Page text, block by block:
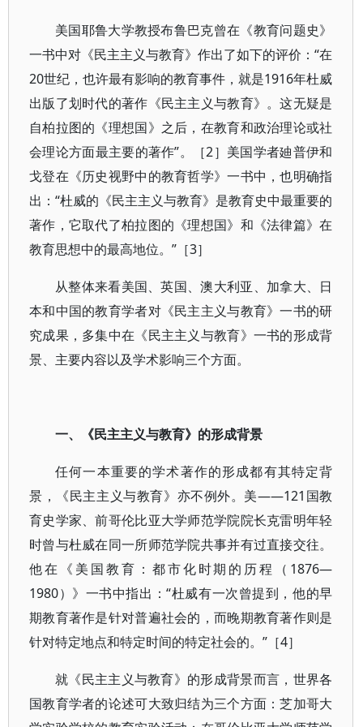
美国耶鲁大学教授布鲁巴克曾在《教育问题史》
一书中对《民主主义与教育》作出了如下的评价：“在
20世纪，也许最有影响的教育事件，就是1916年杜威
出版了划时代的著作《民主主义与教育》。这无疑是
自柏拉图的《理想国》之后，在教育和政治理论或社
会理论方面最主要的著作”。［2］美国学者廸普伊和
戈登在《历史视野中的教育哲学》一书中，也明确指
出：“杜威的《民主主义与教育》是教育史中最重要的
著作，它取代了柏拉图的《理想国》和《法律篇》在
教育思想中的最高地位。”［3］
从整体来看美国、英国、澳大利亚、加拿大、日
本和中国的教育学者对《民主主义与教育》一书的研
究成果，多集中在《民主主义与教育》一书的形成背
景、主要内容以及学术影响三个方面。
一、《民主主义与教育》的形成背景
任何一本重要的学术著作的形成都有其特定背
景，《民主主义与教育》亦不例外。美——121国教
育史学家、前哥伦比亚大学师范学院院长克雷明年轻
时曾与杜威在同一所师范学院共事并有过直接交往。
他在《美国教育：都市化时期的历程（1876—
1980）》一书中指出：“杜威有一次曾提到，他的早
期教育著作是针对普遍社会的，而晚期教育著作则是
针对特定地点和特定时间的特定社会的。”［4］
就《民主主义与教育》的形成背景而言，世界各
国教育学者的论述可大致归结为三个方面：芝加哥大